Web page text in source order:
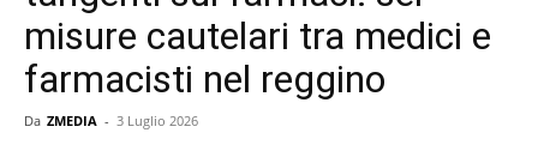
misure cautelari tra medici e
farmacisti nel reggino
Da ZMEDIA - 3 Luglio 2026